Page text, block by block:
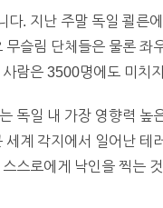
다. 지난 주말 독일 쾰른
슬림 단체들은 물론
람은 3500명에도 미치
독일 내 가장 영향력
계 각지에서 일어난
스로에게 낙인을 찍는